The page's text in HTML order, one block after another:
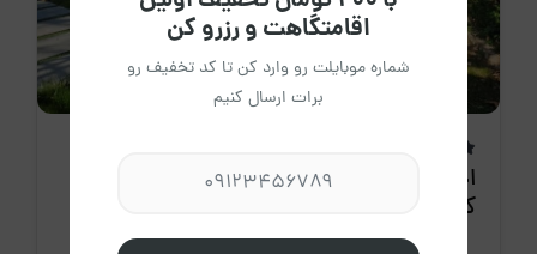
کردان
اقامتگاهت و رزرو کن
شماره موبایلت رو وارد کن تا کد تخفیف رو
برات ارسال کنیم